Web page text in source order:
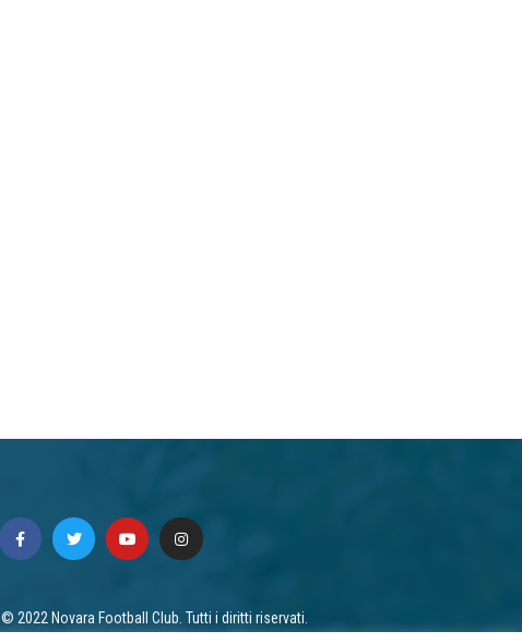
© 2022 Novara Football Club. Tutti i diritti riservati.